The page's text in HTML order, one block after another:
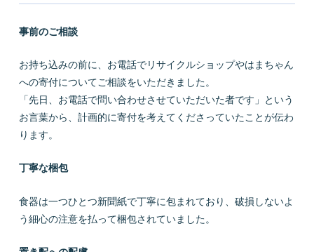
事前のご相談
お持ち込みの前に、お電話でリサイクルショップやはまちゃん
への寄付についてご相談をいただきました。
「先日、お電話で問い合わせさせていただいた者です」という
お言葉から、計画的に寄付を考えてくださっていたことが伝わ
ります。
丁寧な梱包
食器は一つひとつ新聞紙で丁寧に包まれており、破損しないよ
う細心の注意を払って梱包されていました。